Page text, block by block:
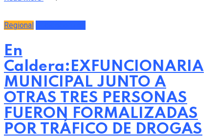
Regional
En
Caldera:EXFUNCIONARIA
MUNICIPAL JUNTO A
OTRAS TRES PERSONAS
FUERON FORMALIZADAS
POR TRÁFICO DE DROGAS